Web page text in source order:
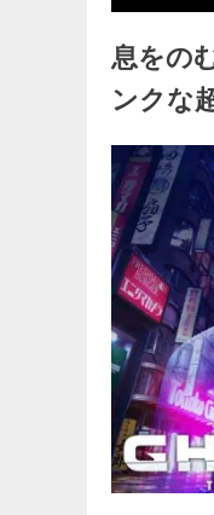
息をの
ンクな